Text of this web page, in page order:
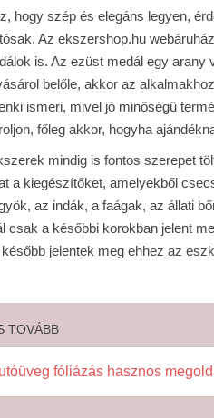
hogy szép és elegáns legyen,
Az ekszershop.hu
is. Az ezüst medál egy arany
belőle, akkor az
ismeri, mivel jó minőségű
főleg akkor, hogyha
mindig is fontos szerepet
a kiegészítőket, amelyekből
az indák, a faágak, az állati
csak a későbbi korokban jelent
jelentek meg ehhez az
TOVÁBB
fóliázás hasznos